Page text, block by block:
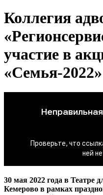
Коллегия
участие в
«Семья-2022»
30 мая 2022 года в Театре
Кемерово в рамках